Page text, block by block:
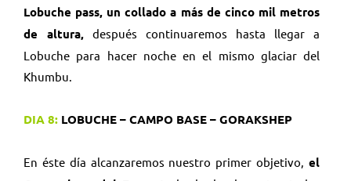
Lobuche pass, un collado a más de cinco mil metros
de altura, después continuaremos hasta llegar a
Lobuche para hacer noche en el mismo glaciar del
Khumbu.
DIA 8: LOBUCHE – CAMPO BASE – GORAKSHEP
En éste día alcanzaremos nuestro primer objetivo, el